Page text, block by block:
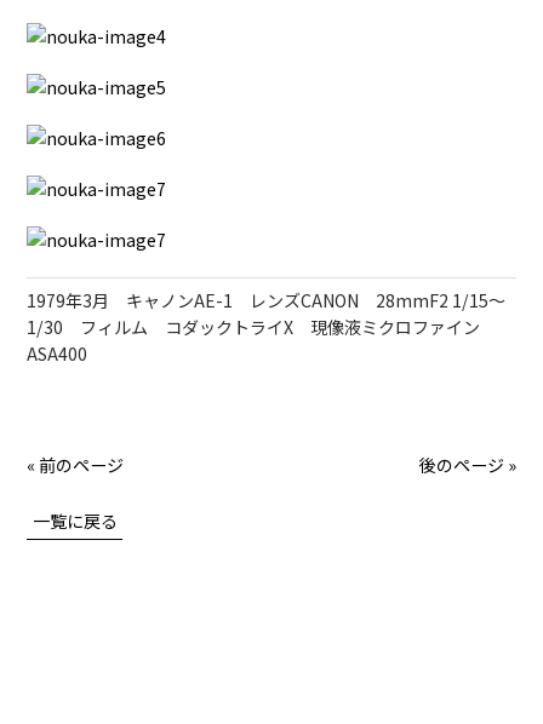
1979年3月 キャノンAE-1 レンズCANON 28mmF2 1/15～
1/30 フィルム コダックトライX 現像液ミクロファイン
ASA400
« 前のページ 後のページ »
一覧に戻る